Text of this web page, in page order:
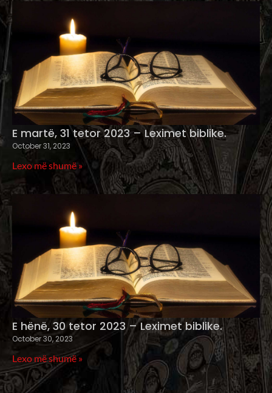
E martë, 31 tetor 2023 – Leximet biblike.
October 31, 2023
Lexo më shumë »
E hënë, 30 tetor 2023 – Leximet biblike.
October 30, 2023
Lexo më shumë »